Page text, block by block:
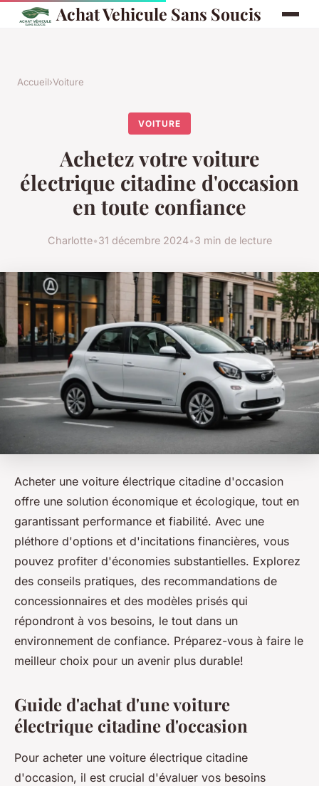
Achat Vehicule Sans Soucis
Accueil›Voiture
VOITURE
Achetez votre voiture
électrique citadine d'occasion
en toute confiance
Charlotte•31 décembre 2024•3 min de lecture
Acheter une voiture électrique citadine d'occasion
offre une solution économique et écologique, tout en
garantissant performance et fiabilité. Avec une
pléthore d'options et d'incitations financières, vous
pouvez profiter d'économies substantielles. Explorez
des conseils pratiques, des recommandations de
concessionnaires et des modèles prisés qui
répondront à vos besoins, le tout dans un
environnement de confiance. Préparez-vous à faire le
meilleur choix pour un avenir plus durable!
Guide d'achat d'une voiture
électrique citadine d'occasion
Pour acheter une voiture électrique citadine
d'occasion, il est crucial d'évaluer vos besoins